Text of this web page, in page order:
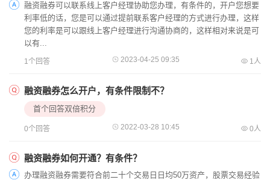
融资融券可以联系线上客户经理协助您办理，有条件的，开户您想要
利率低的话，您是可以通过提前联系客户经理的方式进行办理，这样
您的利率是可以跟线上客户经理进行沟通协商的，这样相对来说是可
以有...
1个回答 2023-04-25 09:35 1人
融资融券怎么开户，有条件限制不？
首个回答双倍积分
0个回答 2022-03-28 10:45 0人
融资融券如何开通？有条件？
办理融资融券需要符合前二十个交易日日均50万资产，股票交易经验